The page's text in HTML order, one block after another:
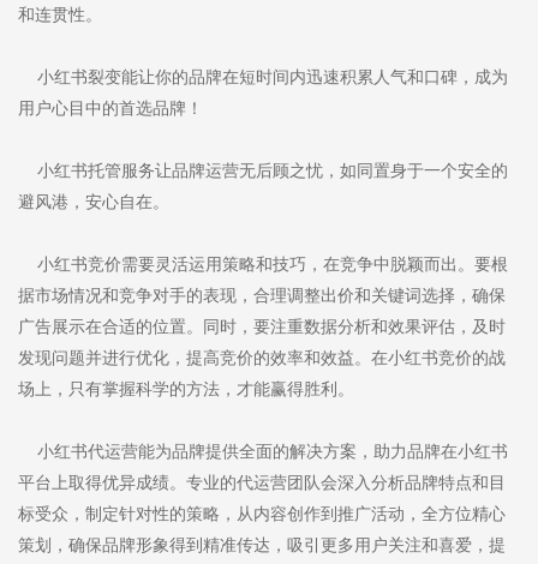
和连贯性。
小红书裂变能让你的品牌在短时间内迅速积累人气和口碑，成为
用户心目中的首选品牌！
小红书托管服务让品牌运营无后顾之忧，如同置身于一个安全的
避风港，安心自在。
小红书竞价需要灵活运用策略和技巧，在竞争中脱颖而出。要根
据市场情况和竞争对手的表现，合理调整出价和关键词选择，确保
广告展示在合适的位置。同时，要注重数据分析和效果评估，及时
发现问题并进行优化，提高竞价的效率和效益。在小红书竞价的战
场上，只有掌握科学的方法，才能赢得胜利。
小红书代运营能为品牌提供全面的解决方案，助力品牌在小红书
平台上取得优异成绩。专业的代运营团队会深入分析品牌特点和目
标受众，制定针对性的策略，从内容创作到推广活动，全方位精心
策划，确保品牌形象得到精准传达，吸引更多用户关注和喜爱，提